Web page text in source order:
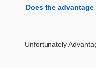
Does the
Unfortunately